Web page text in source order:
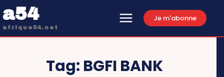
a54
afrique54.net
Je m'abonne
Tag: BGFI BANK